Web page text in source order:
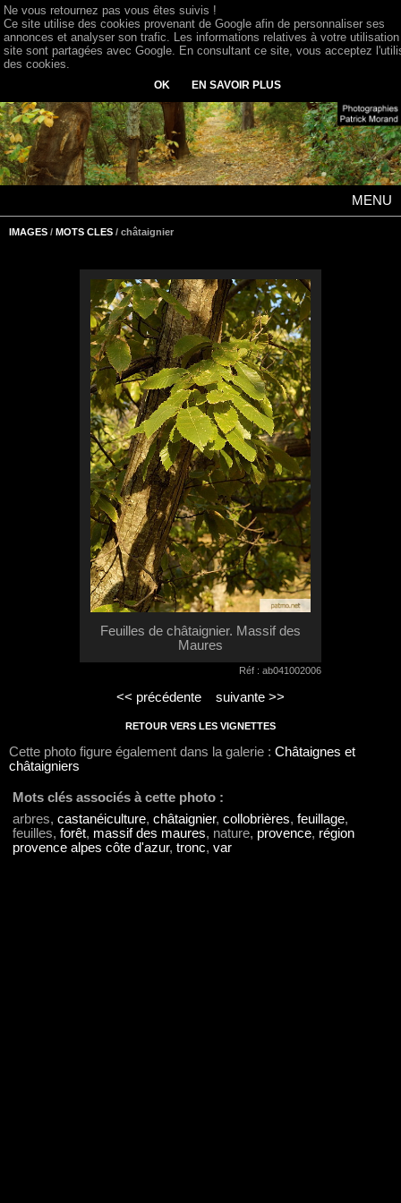
MENU
IMAGES / MOTS CLES / châtaignier
Feuilles de châtaignier. Massif des
Maures
Réf : ab041002006
<< précédente suivante >>
RETOUR VERS LES VIGNETTES
Cette photo figure également dans la galerie : Châtaignes et
châtaigniers
Mots clés associés à cette photo :
arbres, castanéiculture, châtaignier, collobrières, feuillage,
feuilles, forêt, massif des maures, nature, provence, région
provence alpes côte d'azur, tronc, var
Ne vous retournez pas vous êtes suivis !
Ce site utilise des cookies provenant de Google afin de personnaliser ses
annonces et analyser son trafic. Les informations relatives à votre
site sont partagées avec Google. En consultant ce site, vous acceptez
des cookies.
OK EN SAVOIR PLUS